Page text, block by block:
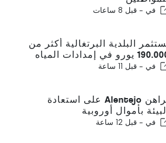
في - قبل 8 ساعات
البلدية البرتغالية أكثر من
يورو في إمدادات المياه
في - قبل 11 ساعة
تراهن Alentejo على استعادة
بأموال أوروبية
في - قبل 12 ساعة